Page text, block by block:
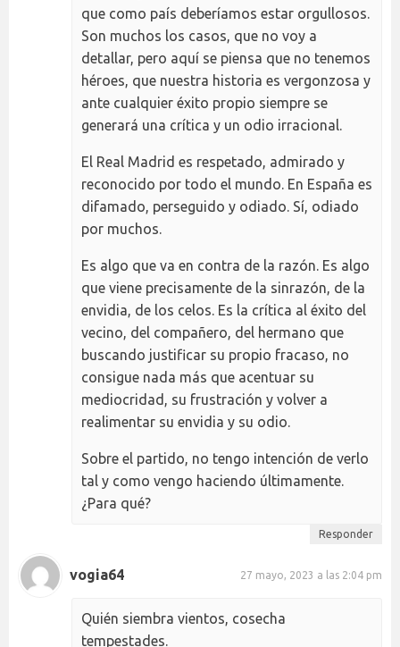
que como país deberíamos estar orgullosos.
Son muchos los casos, que no voy a
detallar, pero aquí se piensa que no tenemos
héroes, que nuestra historia es vergonzosa y
ante cualquier éxito propio siempre se
generará una crítica y un odio irracional.
El Real Madrid es respetado, admirado y
reconocido por todo el mundo. En España es
difamado, perseguido y odiado. Sí, odiado
por muchos.
Es algo que va en contra de la razón. Es algo
que viene precisamente de la sinrazón, de la
envidia, de los celos. Es la crítica al éxito del
vecino, del compañero, del hermano que
buscando justificar su propio fracaso, no
consigue nada más que acentuar su
mediocridad, su frustración y volver a
realimentar su envidia y su odio.
Sobre el partido, no tengo intención de verlo
tal y como vengo haciendo últimamente.
¿Para qué?
Responder
vogia64 27 mayo, 2023 a las 2:04 pm
Quién siembra vientos, cosecha
tempestades.